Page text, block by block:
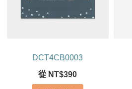
DCT4CB0003
從 NT$390